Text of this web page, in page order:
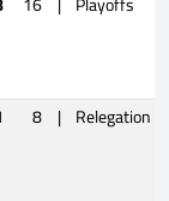
8 | Relegation